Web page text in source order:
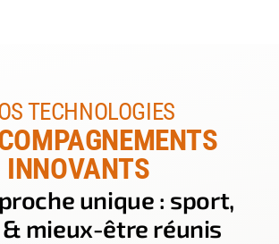
TECHNOLOGIES
INNOVANTS
unique : sport,
mieux-être réunis